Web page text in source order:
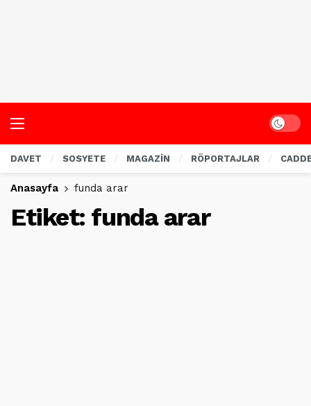
Dark
DAVET SOSYETE MAGAZİN RÖPORTAJLAR
Anasayfa funda arar
Etiket: funda arar